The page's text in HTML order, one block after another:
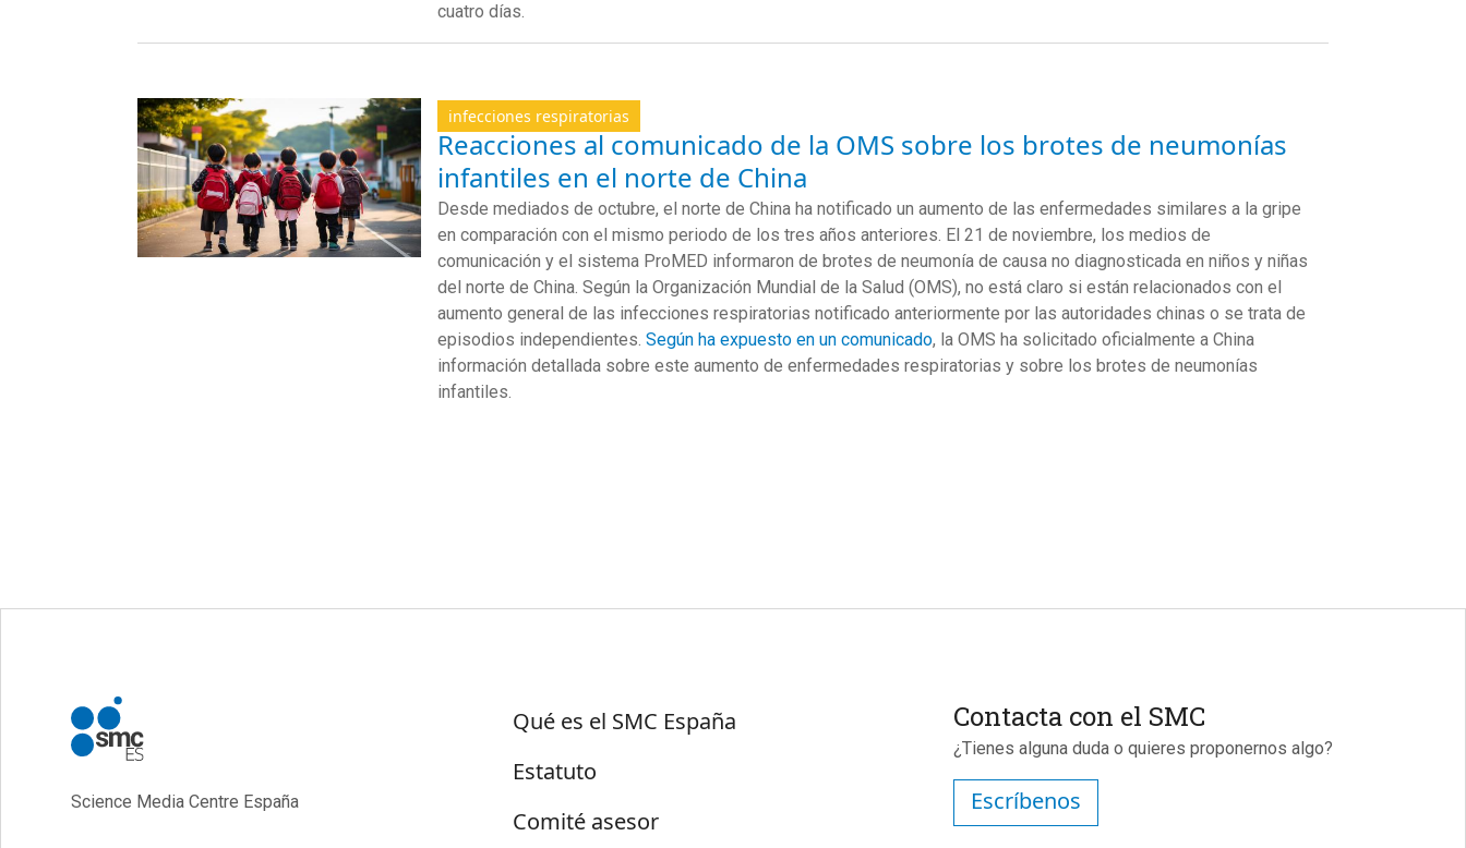
cuatro días.
infecciones respiratorias
Reacciones al comunicado de la OMS sobre los brotes de neumonías
infantiles en el norte de China
Desde mediados de octubre, el norte de China ha notificado un aumento de las enfermedades similares a la gripe
en comparación con el mismo periodo de los tres años anteriores. El 21 de noviembre, los medios de
comunicación y el sistema ProMED informaron de brotes de neumonía de causa no diagnosticada en niños y niñas
del norte de China. Según la Organización Mundial de la Salud (OMS), no está claro si están relacionados con el
aumento general de las infecciones respiratorias notificado anteriormente por las autoridades chinas o se trata de
episodios independientes. Según ha expuesto en un comunicado, la OMS ha solicitado oficialmente a China
información detallada sobre este aumento de enfermedades respiratorias y sobre los brotes de neumonías
infantiles.
Science Media Centre España
Sobre SMC España
Qué es el SMC España
Estatuto
Comité asesor
Contacta con el SMC
¿Tienes alguna duda o quieres proponernos algo?
Escríbenos